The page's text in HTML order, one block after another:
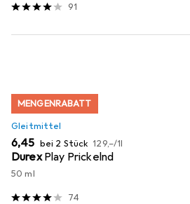
91
MENGENRABATT
Gleitmittel
EUR
6,45 bei 2 Stück EUR
129,–/1l
Durex Play Prickelnd
50 ml
74